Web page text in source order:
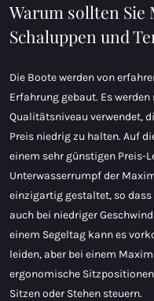
Warum sollten Sie
Schaluppen und
Die Boote werden von
Erfahrung gebaut. Es
Qualitätsniveau verwendet,
Preis niedrig zu halten. Auf
einem sehr günstigen Preis-
Unterwasserrumpf der
einzigartig gestaltet, so
auch bei niedriger
einem Segeltag kann es
leiden, aber bei einem
ergonomische
Sitzen oder Stehen steuern.